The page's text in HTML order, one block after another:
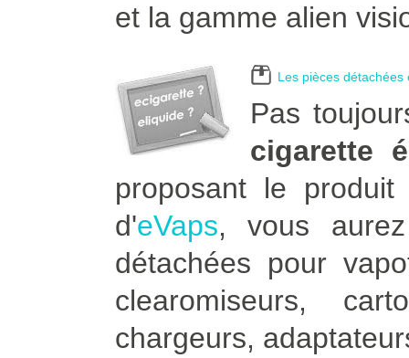
et la gamme alien
Les pièces détachées
Pas
cigarette
proposant le
d'eVaps, vous
détachées pour
clearomiseurs,
chargeurs,